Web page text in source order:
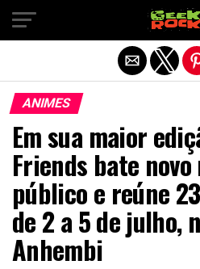
ANIMES
Em sua maior
Friends bate
público e reúne
de 2 a 5 de julho,
Anhembi
Sair da